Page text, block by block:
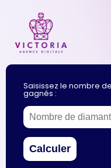
Nos Services
TikTok Live
Références
Contact
Saisissez le nombre
gagnés :
Calculer